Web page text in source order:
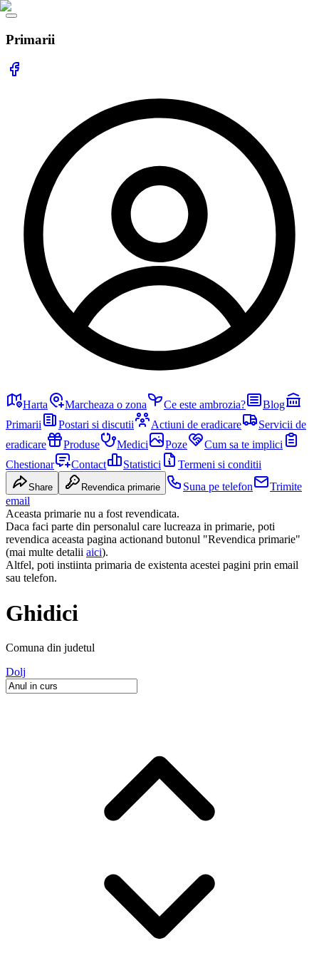
Primarii
Harta Marcheaza o zona Ce este ambrozia?
Blog
Primarii
Postari si discutii Actiuni de eradicare
Servicii de
eradicare
Produse Medici Poze
Cum sa te implici
Chestionar
Contact Statistici Termeni si conditii
Share Revendica primarie Suna pe telefon
Trimite
email
Aceasta primarie nu a fost revendicata.
Daca faci parte din personalul care lucreaza in primarie, poti
revendica aceasta pagina actionand butonul "Revendica primarie"
(mai multe detalii aici).
Altfel, poti instiinta primaria de existenta acestei pagini prin email
sau telefon.
Ghidici
Comuna din judetul
Dolj